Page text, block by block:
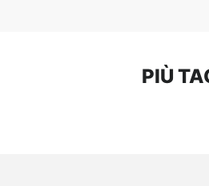
PIÙ